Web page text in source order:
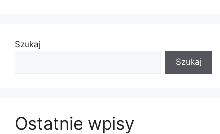
Szukaj
Szukaj
Ostatnie wpisy